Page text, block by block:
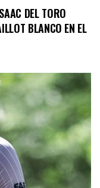
DEL TORO
BLANCO EN EL